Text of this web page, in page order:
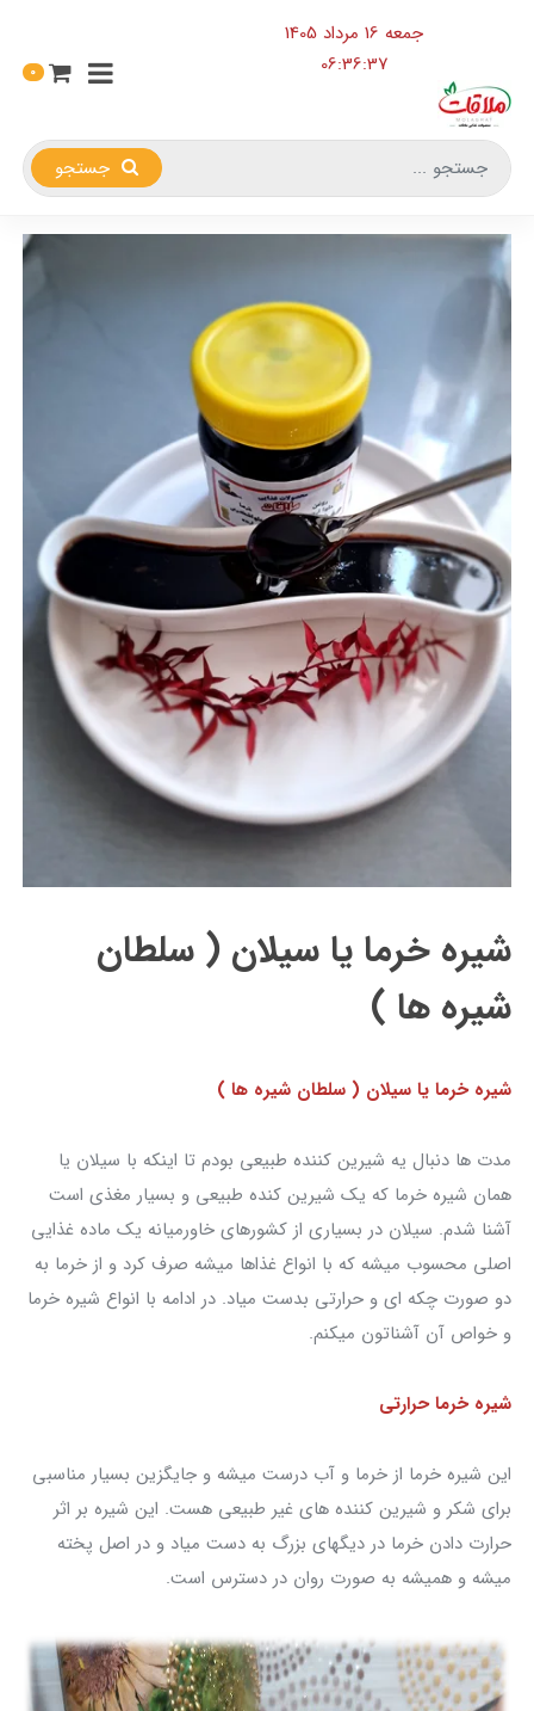
جمعه 16 مرداد 1405
06:36:38
0
شیره خرما یا سیلان ( سلطان
شیره ها )
شیره خرما یا سیلان ( سلطان شیره ها )
مدت ها دنبال یه شیرین کننده طبیعی بودم تا اینکه با سیلان یا
همان شیره خرما که یک شیرین کنده طبیعی و بسیار مغذی است
آشنا شدم. سیلان در بسیاری از کشورهای خاورمیانه یک ماده غذایی
اصلی محسوب میشه که با انواع غذاها میشه صرف کرد و از خرما به
دو صورت چکه ای و حرارتی بدست میاد. در ادامه با انواع شیره خرما
و خواص آن آشناتون میکنم.
شیره خرما حرارتی
این شیره خرما از خرما و آب درست میشه و جایگزین بسیار مناسبی
برای شکر و شیرین کننده های غیر طبیعی هست. این شیره بر اثر
حرارت دادن خرما در دیگهای بزرگ به دست میاد و در اصل پخته
میشه و همیشه به صورت روان در دسترس است.